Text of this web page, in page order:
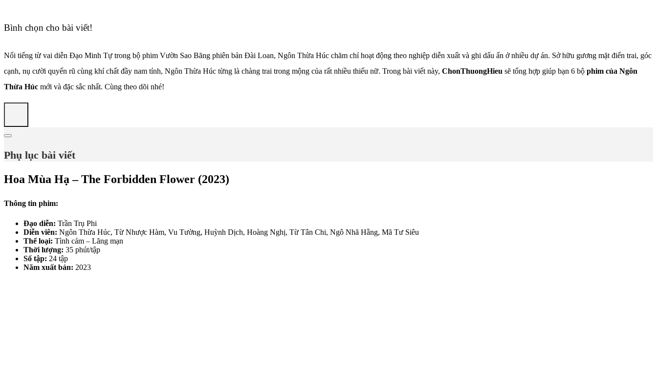
Bình chọn cho bài viết!
Nổi tiếng từ vai diễn Đạo Minh Tự trong bộ phim Vườn Sao Băng phiên bản Đài Loan, Ngôn Thừa Húc chăm chỉ hoạt động theo nghiệp diễn xuất và ghi dấu ấn ở nhiều dự án. Sở hữu gương mặt điển trai, góc
cạnh, nụ cười quyến rũ cùng khí chất đầy nam tính, Ngôn Thừa Húc từng là chàng trai trong mộng của rất nhiều thiếu nữ. Trong bài viết này, ChonThuongHieu sẽ tổng hợp giúp bạn 6 bộ phim của Ngôn
Thừa Húc mới và đặc sắc nhất. Cùng theo dõi nhé!
Phụ lục bài viết
Hoa Mùa Hạ – The Forbidden Flower (2023)
Thông tin phim:
Đạo diễn: Trần Trụ Phi
Diễn viên: Ngôn Thừa Húc, Từ Nhược Hàm, Vu Tường, Huỳnh Dịch, Hoàng Nghị, Từ Tân Chi, Ngô Nhã Hằng, Mã Tư Siêu
Thể loại: Tình cảm – Lãng mạn
Thời lượng: 35 phút/tập
Số tập: 24 tập
Năm xuất bản: 2023